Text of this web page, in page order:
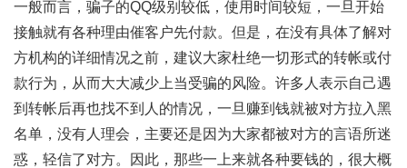
一般而言，骗子的QQ级别较低，使用时间较短，一旦开始
接触就有各种理由催客户先付款。但是，在没有具体了解对
方机构的详细情况之前，建议大家杜绝一切形式的转帐或付
款行为，从而大大减少上当受骗的风险。许多人表示自己遇
到转帐后再也找不到人的情况，一旦赚到钱就被对方拉入黑
名单，没有人理会，主要还是因为大家都被对方的言语所迷
惑，轻信了对方。因此，那些一上来就各种要钱的，很大概